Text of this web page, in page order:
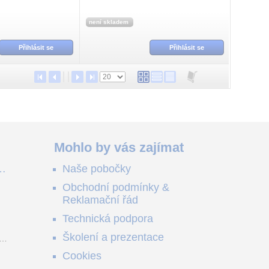
Přihlásit se
není skladem
Přihlásit se
Mohlo by vás zajímat
Naše pobočky
Obchodní podmínky &
Reklamační řád
Technická podpora
Školení a prezentace
Cookies